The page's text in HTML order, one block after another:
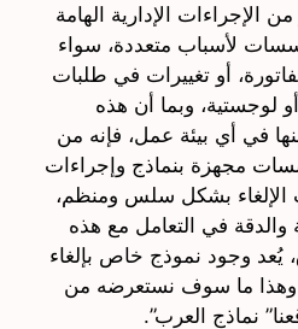
من الإجراءات الإدارية الهامة
لأسباب متعددة، سواء
أو تغييرات في طلبات
لوجستية، وبما أن هذه
في أي بيئة عمل، فإنه من
مجهزة بنماذج وإجراءات
الإلغاء بشكل سلس ومنظم،
في التعامل مع هذه
يُعد وجود نموذج خاص بإلغاء
وهذا ما سوف نستعرضه من
نماذج العرب”.